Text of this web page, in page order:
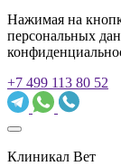
Нажимая на
персональных
+7 499 113 80 52
Клиникал Вет